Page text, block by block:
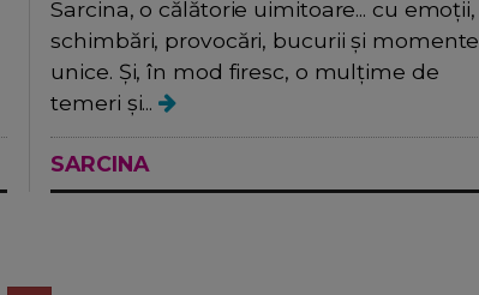
Sarcina, o călătorie uimitoare... cu emoții,
schimbări, provocări, bucurii și momente
unice. Și, în mod firesc, o mulțime de
temeri și...
SARCINA